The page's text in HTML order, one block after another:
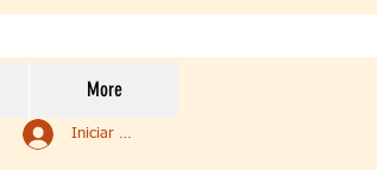
More
Iniciar sesión